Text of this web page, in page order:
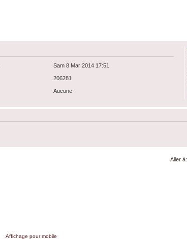
Sam 8 Mar 2014 17:51
206281
Aucune
Aller à:
Affichage pour mobile